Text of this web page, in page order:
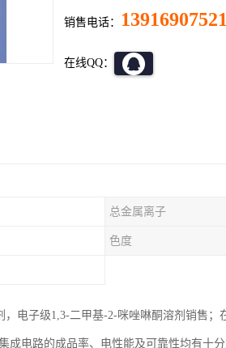
销售电话： 13916907521
在线QQ：
总金属离子
色度
电子级1,3-二甲基-2-咪唑啉酮溶剂销售
成电路的成品率、电性能及可靠性均有十